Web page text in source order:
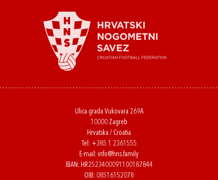
Ulica grada Vukovara 269A
10000 Zagreb
Hrvatska / Croatia
Tel: +385 1 2361555
E-mail: info@hns.family
IBAN: HR2523400091100187844
OIB: 08516152078